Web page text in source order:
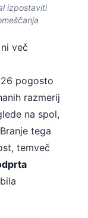
izpostaviti
več
pogosto
razmerij
na spol,
tega
temveč